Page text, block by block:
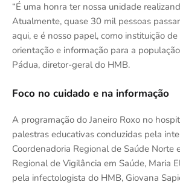
“É uma honra ter nossa unidade
Atualmente, quase 30 mil pessoas
aqui, e é nosso papel, como instituição
orientação e informação para a
Pádua, diretor-geral do HMB.
Foco no cuidado e na informação
A programação do Janeiro Roxo no
palestras educativas conduzidas pela
Coordenadoria Regional de Saúde Norte
Regional de Vigilância em Saúde, Maria
pela infectologista do HMB, Giovana